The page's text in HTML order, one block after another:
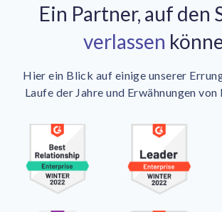
Ein Partner, auf den
verlassen
Hier ein Blick auf einige unserer
Laufe der Jahre und Erwähnungen